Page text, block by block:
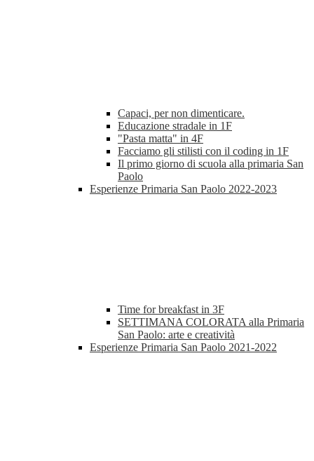
Capaci, per non dimenticare.
Educazione stradale in 1F
"Pasta matta" in 4F
Facciamo gli stilisti con il coding in 1F
Il primo giorno di scuola alla primaria San
Paolo
Esperienze Primaria San Paolo 2022-2023
Time for breakfast in 3F
SETTIMANA COLORATA alla Primaria
San Paolo: arte e creatività
Esperienze Primaria San Paolo 2021-2022